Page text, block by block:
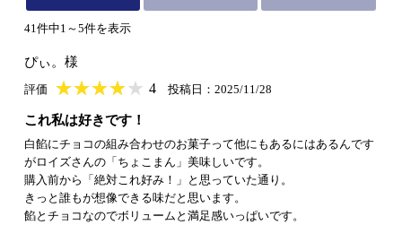
41件中1～5件を表示
ぴぃ。様
評価 ★★★★★
★★★★★ 4 投稿日：2025/11/28
これ私は好きです！
白餡にチョコの組み合わせのお菓子って他にもあるにはあるんです
がロイズさんの「ちょこまん」美味しいです。
購入前から「絶対これ好み！」と思っていた通り。
きっと誰もが想像できる味だと思います。
餡とチョコなのでボリュームと満足感いっぱいです。